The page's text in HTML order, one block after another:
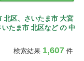
鴻巣市、
市、越谷
市、朝霞
新座市、桶
、八潮市、
北区、さいたま市 大宮
たま市 北区など の 中
検索結果 1,607件